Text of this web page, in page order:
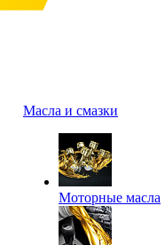
Масла и смазки
Моторные масла